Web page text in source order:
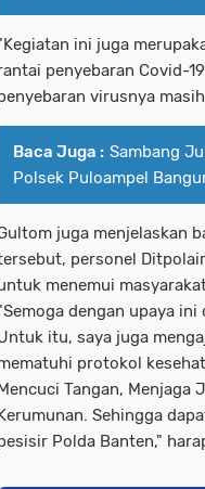
ini juga
penyebaran Covid-
virusnya
Baca Juga : Sambang
Polsek Puloampel
juga menjelaskan
personel
menemui
dengan upaya
itu, saya juga
protokol
Tangan, Menjaga
Sehingga
Polda Banten,"